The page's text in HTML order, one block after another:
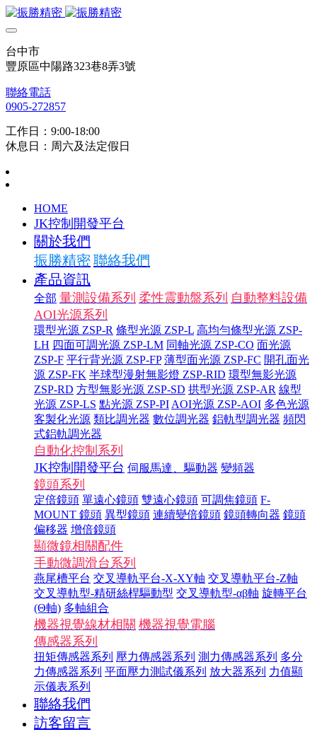
台中市
豐原區中陽路323巷8弄3號
聯絡電話
0905-272857
工作日：9:00-18:00
休息日：周六及法定假日
HOME
JK控制開發平台
關於我們
振勝精密聯絡我們
產品資訊
全部 量測設備系列 柔性震動盤系列 自動整料設備
AOI光源系列
環型光源 ZSP-R 條型光源 ZSP-L 高均勻條型光源 ZSP-
LH 四面可調光源 ZSP-LM 同軸光源 ZSP-CO 面光源
ZSP-F 平行背光源 ZSP-FP 薄型面光源 ZSP-FC 開孔面光
源 ZSP-FK 半球型漫射無影燈 ZSP-RID 環型無影光源
ZSP-RD 方型無影光源 ZSP-SD 拱型光源 ZSP-AR 線型
光源 ZSP-LS 點光源 ZSP-PI AOI光源 ZSP-AOI 多色光源
客製化光源 類比調光器 數位調光器 鋁軌型調光器 頻閃
式鋁軌調光器
自動化控制系列
JK控制開發平台 伺服馬達、驅動器 變頻器
鏡頭系列
定倍鏡頭 單遠心鏡頭 雙遠心鏡頭 可調焦鏡頭 F-
MOUNT 鏡頭 異型鏡頭 連續變倍鏡頭 鏡頭轉向器 鏡頭
偏移器 增倍鏡頭
顯微鏡相關配件
手動微調滑台系列
燕尾槽平台 交叉導軌平台-X-XY軸 交叉導軌平台-Z軸
交叉導軌型-精研絲桿驅動型 交叉導軌型-αβ軸 旋轉平台
(Θ軸) 多軸組合
機器視覺線材相關 機器視覺電腦
傳感器系列
扭矩傳感器系列 壓力傳感器系列 測力傳感器系列 多分
力傳感器系列 平面壓力測試儀系列 放大器系列 力值顯
示儀表系列
聯絡我們
訪客留言